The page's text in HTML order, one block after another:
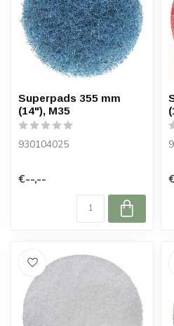
Superpads 355 mm
(14"), M35
930104025
€--,--